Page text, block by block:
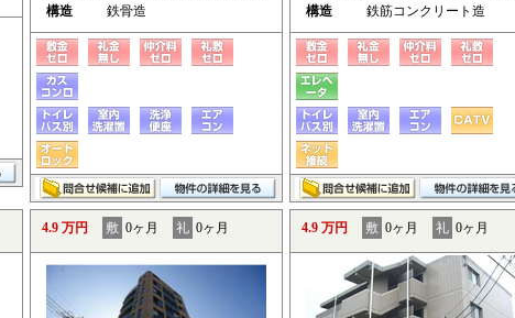
構造
鉄骨造
構造
鉄筋コンクリート造
4.9 万円 敷 0ヶ月 礼 0ヶ月 4.9 万円 敷 0ヶ月 礼 0ヶ月